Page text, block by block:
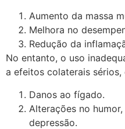
Aumento da massa
Melhora no
Redução da
No entanto, o uso
a efeitos colaterais sérios,
Danos ao fígado.
Alterações no
depressão.